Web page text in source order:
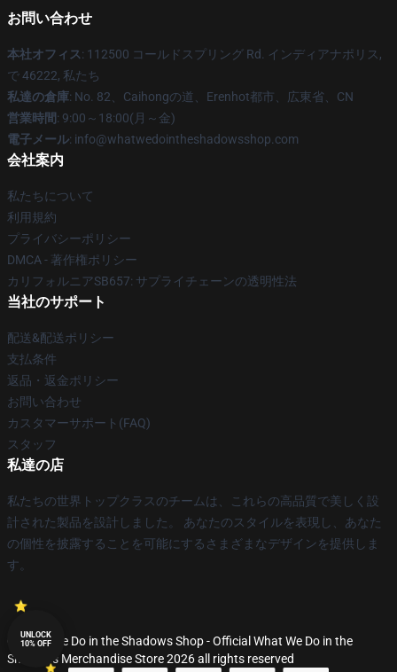
お問い合わせ
本社オフィス: 112500 コールドスプリング Rd. インディアナポリス,
で 46222, 私たち
私達の倉庫: No. 82、Caihongの道、Erenhot都市、広東省、CN
営業時間: 9:00～18:00(月～金)
電子メール: info@whatwedointheshadowsshop.com
会社案内
私たちについて
利用規約
プライバシーポリシー
DMCA - 著作権ポリシー
カリフォルニアSB657: サプライチェーンの透明性法
当社のサポート
配送&配送ポリシー
支払条件
返品・返金ポリシー
お問い合わせ
カスタマーサポート(FAQ)
スタッフ
私達の店
私たちの世界トップクラスのチームは、これらの高品質で美しく設
計された製品を設計しました。 あなたのスタイルを表現し、あなた
の個性を披露することを可能にするさまざまなデザインを提供しま
す。
© What We Do in the Shadows Shop - Official What We Do in the
Shadows Merchandise Store 2026 all rights reserved
UNLOCK
10% OFF